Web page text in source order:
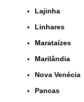
Lajinha
Linhares
Marataízes
Marilândia
Nova Venécia
Pancas